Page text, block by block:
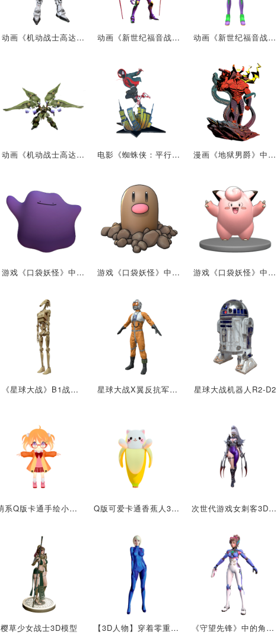
动画《机动战士高达》系列中的机甲：CFK-029 恶魔审判者 动画《新世纪福音战士》系列中的机甲：初号机（神化状态） 动画《新世纪福音战士》系列中的机甲：初号机
动画《机动战士高达系列》中的机甲：NZ-666 刹帝利 电影《蜘蛛侠：平行宇宙》中的角色：迈尔斯·莫拉莱斯 漫画《地狱男爵》中的主角：地狱男爵
游戏《口袋妖怪》中的角色 百变怪 游戏《口袋妖怪》中的角色 地鼠 游戏《口袋妖怪》中的角色 皮皮
《星球大战》B1战斗机器人 星球大战X翼反抗军飞行服 星球大战机器人R2-D2
萌系Q版卡通手绘小女孩3D模型 Q版可爱卡通香蕉人3D模型 次世代游戏女刺客3D模型
樱草少女战士3D模型 【3D人物】穿着零重力套装的《银河战士》萨姆斯·阿兰Samus 《守望先锋》中的角色“D.Va”